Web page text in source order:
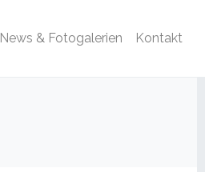
News & Fotogalerien Kontakt